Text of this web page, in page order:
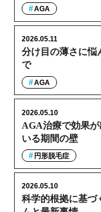
AGA
分け目の薄さに悩
で
2026.05.11
AGA
AGA治療で効果
いる期間の壁
2026.05.10
円形脱毛症
科学的根拠に基づ
2026.05.10